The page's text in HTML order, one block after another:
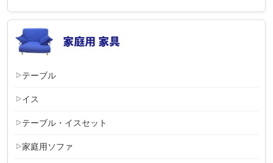
テーブル
イス
テーブル・イスセット
家庭用ソファ